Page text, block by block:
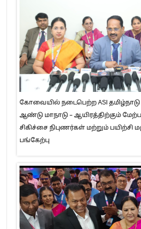
கோவையில் நடைபெற்ற ASI தமிழ்நாடு
ஆண்டு மாநாடு – ஆயிரத்திற்கும்
சிகிச்சை நிபுணர்கள் மற்றும் பயிற்சி
பங்கேற்பு